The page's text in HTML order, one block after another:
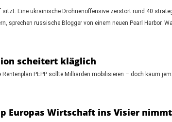
Eine ukrainische Drohnenoffensive zerstört rund 40
sprechen russische Blogger von einem neuen Pearl Harbor.
scheitert kläglich
PEPP sollte Milliarden mobilisieren – doch kaum
Europas Wirtschaft ins Visier nimmt